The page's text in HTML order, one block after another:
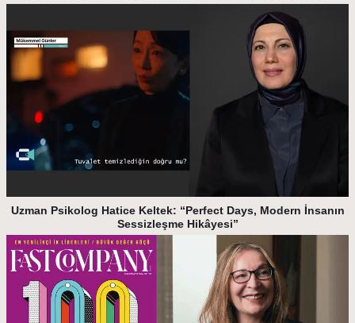
Uzman Psikolog Hatice Keltek: “Perfect Days, Modern İnsanın
Sessizleşme Hikâyesi”